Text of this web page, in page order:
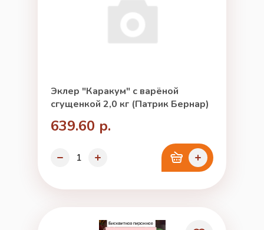
Эклер "Каракум" с варёной
сгущенкой 2,0 кг (Патрик Бернар)
639.60 р.